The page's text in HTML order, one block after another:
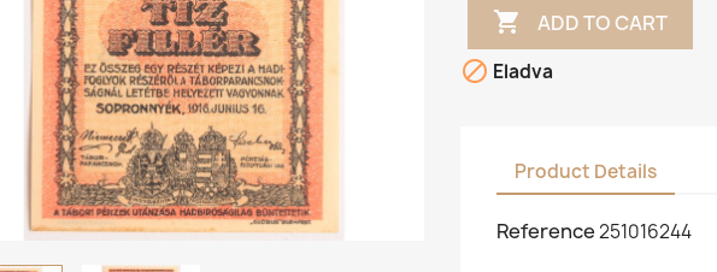
 ADD TO CART
 Eladva
Product Details
Reference251016244